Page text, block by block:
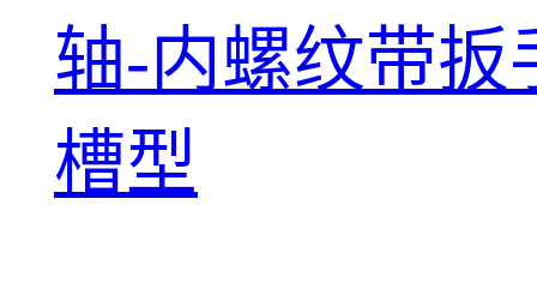
轴-内螺纹带扳
槽型